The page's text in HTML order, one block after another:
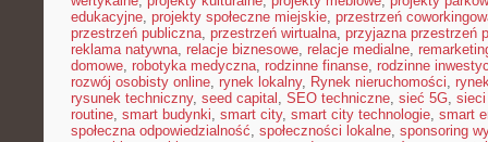
edukacyjne, projekty społeczne miejskie, przestrzeń
przestrzeń publiczna, przestrzeń wirtualna, przyjazna przestrzeń
reklama natywna, relacje biznesowe, relacje medialne,
domowe, robotyka medyczna, rodzinne finanse, rodzinne
rozwój osobisty online, rynek lokalny, Rynek nieruchomości,
rysunek techniczny, seed capital , SEO techniczne, sieć 5G, sieci
routine, smart budynki, smart city, smart city technologie, smart
społeczna odpowiedzialność, społeczności lokalne, sponsoring